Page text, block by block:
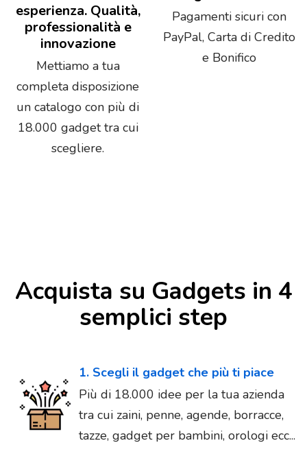
esperienza. Qualità,
professionalità e
innovazione
Mettiamo a tua
completa disposizione
un catalogo con più di
18.000 gadget tra cui
scegliere.
Pagamenti sicuri con
PayPal, Carta di Credito
e Bonifico
Acquista su Gadgets in 4
semplici step
1. Scegli il gadget che più ti piace
Più di 18.000 idee per la tua azienda
tra cui zaini, penne, agende, borracce,
tazze, gadget per bambini, orologi ecc...